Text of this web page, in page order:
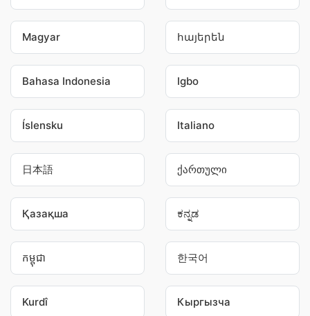
Magyar հայերեն
Bahasa Indonesia Igbo
Íslensku Italiano
日本語 ქართული
Қазақша ಕನ್ನಡ
កម្ពុជា 한국어
Kurdî Кыргызча